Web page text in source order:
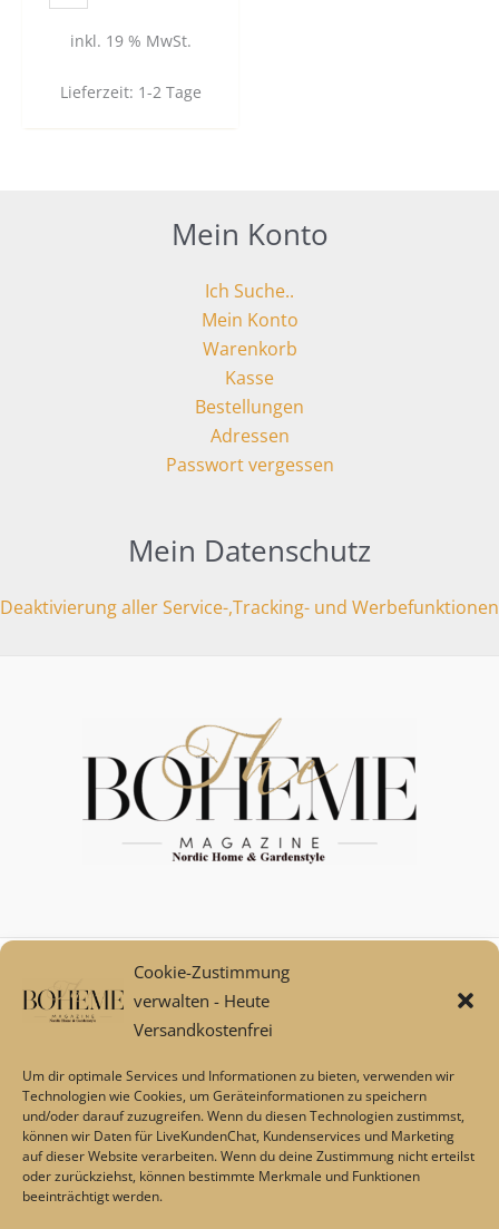
Cookie-Zustimmung
verwalten - Heute
Versandkostenfrei
Um dir optimale Services und Informationen zu bieten, verwenden wir
Technologien wie Cookies, um Geräteinformationen zu speichern
und/oder darauf zuzugreifen. Wenn du diesen Technologien zustimmst,
können wir Daten für LiveKundenChat, Kundenservices und Marketing
auf dieser Website verarbeiten. Wenn du deine Zustimmung nicht erteilst
oder zurückziehst, können bestimmte Merkmale und Funktionen
beeinträchtigt werden.
inkl. 19 % MwSt.
Lieferzeit: 1-2 Tage
Mein Konto
Ich Suche..
Mein Konto
Warenkorb
Kasse
Bestellungen
Adressen
Passwort vergessen
Mein Datenschutz
Deaktivierung aller Service-,Tracking- und Werbefunktionen
Mein Konto
Zahlungsarten
Versand und Retoure****
AGB
Impressum
Datenschutz
Über uns
Echtheit von Bewertungen